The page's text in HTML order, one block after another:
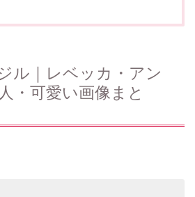
ル｜レベッカ・アン
・可愛い画像まと